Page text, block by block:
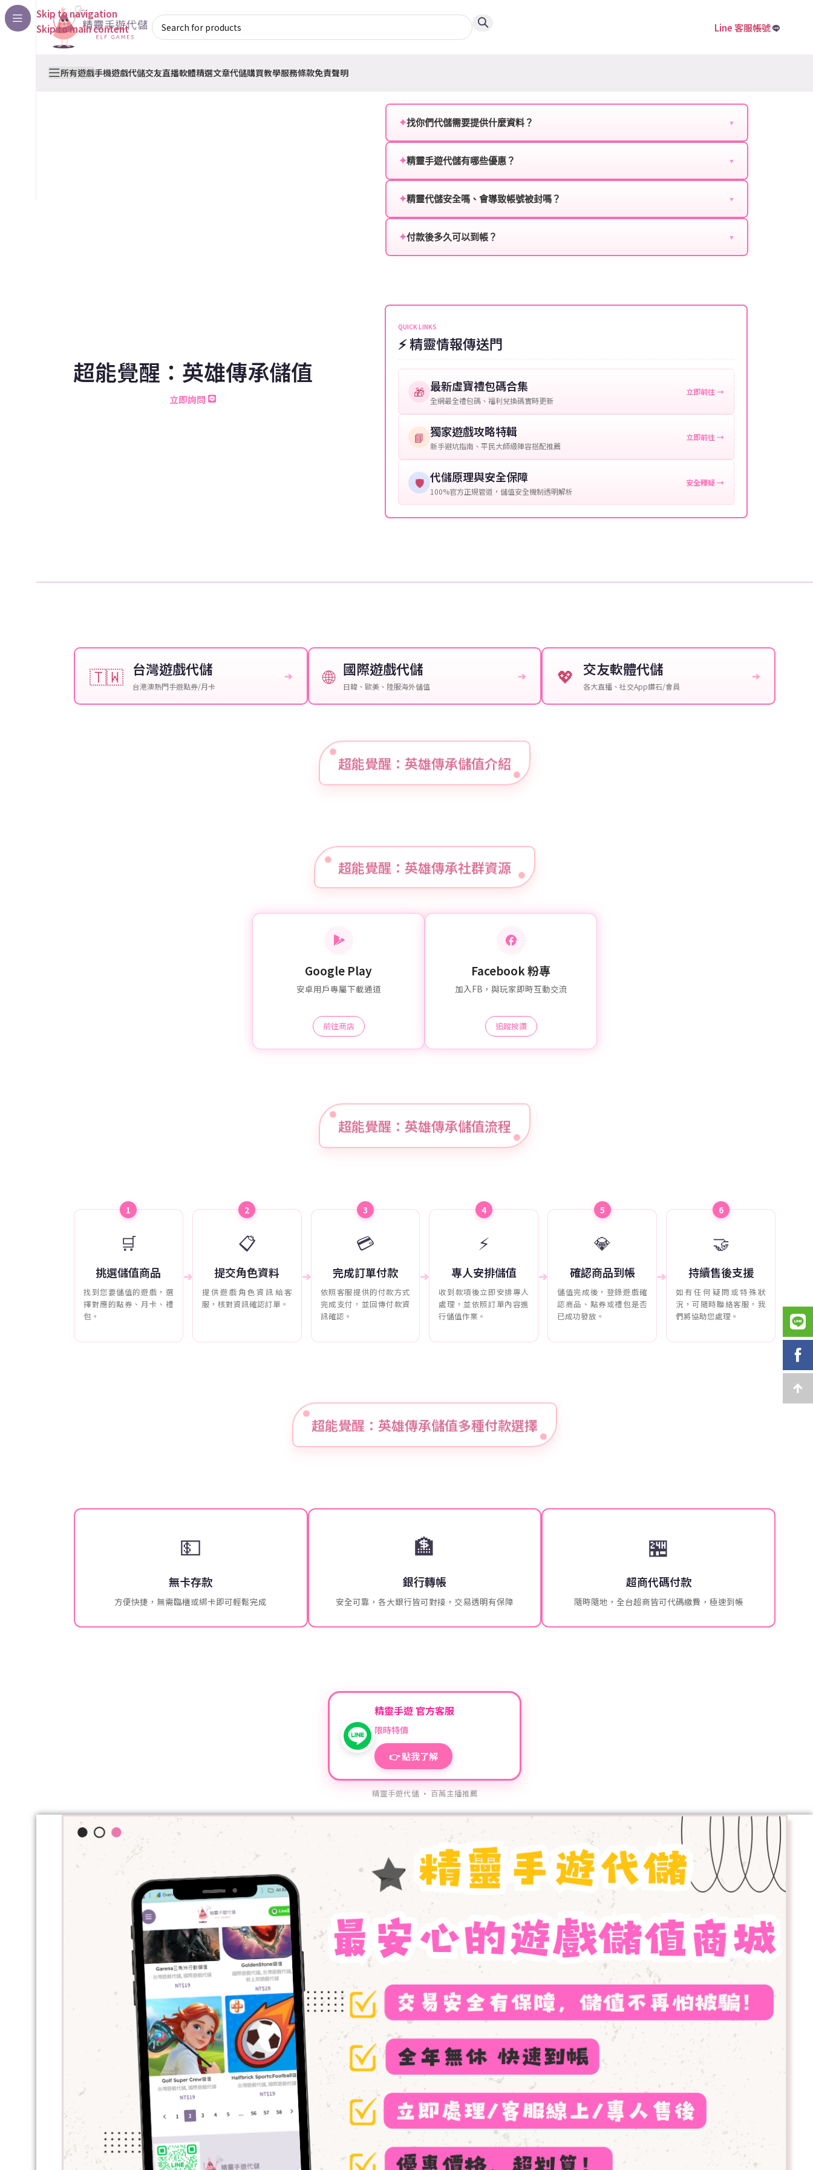
Skip to navigation
Skip to main content
Line 客服帳號
所有遊戲手機遊戲代儲交友直播軟體精選文章代儲購買教學服務條款免責聲明
超能覺醒：英雄傳承儲值
立即詢問
✦找你們代儲需要提供什麼資料？ ▼
登入方式：您的遊戲登入方式（如Facebook、Google等）。
遊戲帳號：您的遊戲帳號或ID。
購買截圖：所購買商品的截圖以作確認。
提供這些信息能幫助我們更快地處理您的代儲需求，確保您盡享遊戲樂趣！
✦精靈手遊代儲有哪些優惠？ ▼
活動，儲值最低6折起，讓玩家隨時都能享有優惠價格。
✦精靈代儲安全嗎、會導致帳號被封嗎？ ▼
或異常儲值管道。您獲得的遊戲商品與官方購買的內容相同，可以安心使用。
✦付款後多久可以到帳？ ▼
QUICK LINKS
⚡ 精靈情報傳送門
🎁 最新虛寶禮包碼合集
全網最全禮包碼、福利兌換碼實時更新
立即前往 →
📘 獨家遊戲攻略特輯
新手避坑指南、平民大師級陣容搭配推薦
立即前往 →
🛡️ 代儲原理與安全保障
100%官方正規管道，儲值安全機制透明解析
安全釋疑 →
🇹🇼 台灣遊戲代儲
台港澳熱門手遊點券/月卡
➔ 🌐 國際遊戲代儲
日韓、歐美、陸服海外儲值
➔ 💖 交友軟體代儲
各大直播、社交App鑽石/會員
➔
超能覺醒：英雄傳承儲值介紹
超能覺醒：英雄傳承社群資源
Google Play
安卓用戶專屬下載通道
前往商店
Facebook 粉專
加入FB，與玩家即時互動交流
追蹤按讚
超能覺醒：英雄傳承儲值流程
1
🛒
挑選儲值商品
找到您要儲值的遊戲，選
擇對應的點券、月卡、禮
包。
➔
2
📋
提交角色資料
提供遊戲角色資訊給客
服，核對資訊確認訂單。
➔
3
💳
完成訂單付款
依照客服提供的付款方式
完成支付，並回傳付款資
訊確認。
➔
4
⚡
專人安排儲值
收到款項後立即安排專人
處理，並依照訂單內容進
行儲值作業。
➔
5
💎
確認商品到帳
儲值完成後，登錄遊戲確
認商品、點券或禮包是否
已成功發放。
➔
6
🤝
持續售後支援
如有任何疑問或特殊狀
況，可隨時聯絡客服，我
們將協助您處理。
超能覺醒：英雄傳承儲值多種付款選擇
💵
無卡存款
方便快捷，無需臨櫃或綁卡即可輕鬆完成
🏦
銀行轉帳
安全可靠，各大銀行皆可對接，交易透明有保障
🏪
超商代碼付款
隨時隨地，全台超商皆可代碼繳費，極速到帳
精靈手遊 官方客服
限時特價
👉 點我了解
精靈手遊代儲 · 百萬主播推薦